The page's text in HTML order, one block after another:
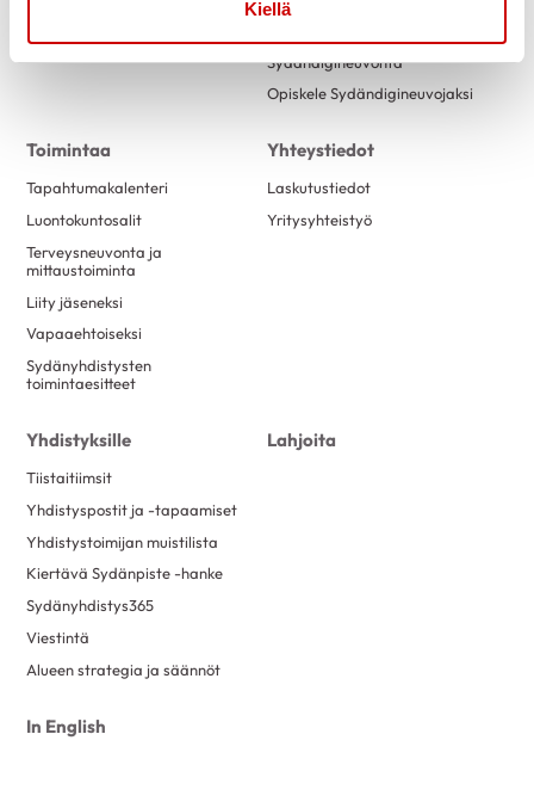
Kiellä
Sydändigineuvonta
Opiskele Sydändigineuvojaksi
Toimintaa
Tapahtumakalenteri
Luontokuntosalit
Terveysneuvonta ja
mittaustoiminta
Liity jäseneksi
Vapaaehtoiseksi
Sydänyhdistysten
toimintaesitteet
Yhteystiedot
Laskutustiedot
Yritysyhteistyö
Yhdistyksille
Tiistaitiimsit
Yhdistyspostit ja -tapaamiset
Yhdistystoimijan muistilista
Kiertävä Sydänpiste -hanke
Sydänyhdistys365
Viestintä
Alueen strategia ja säännöt
Lahjoita
In English